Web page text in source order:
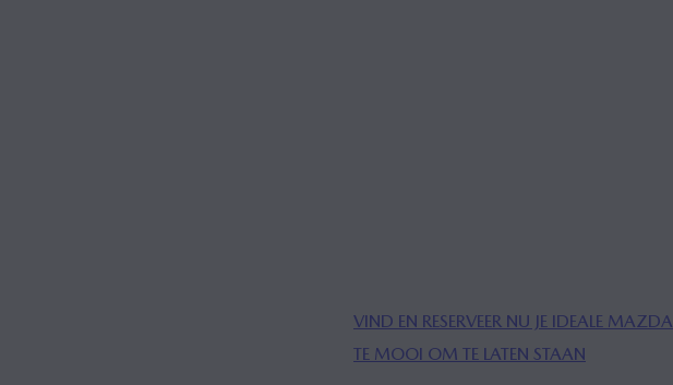
VIND EN RESERVEER NU JE IDEALE MAZDA
TE MOOI OM TE LATEN STAAN